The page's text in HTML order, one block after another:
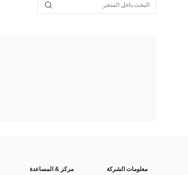
معلومات الشركة
مركز & المساعدة